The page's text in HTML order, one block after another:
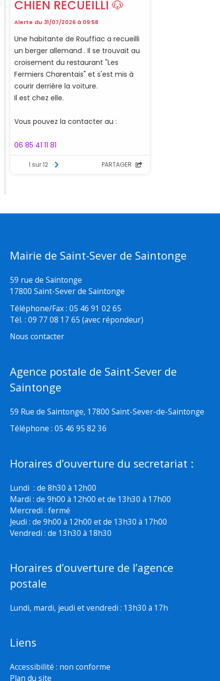
Mairie de Saint-Sever de Saintonge
59 rue de Saintonge
17800 Saint-Sever de Saintonge
Téléphone/Fax : 05 46 91 02 65
Tél. : 09 77 08 17 65 (avec répondeur)
Nous contacter
Agence postale de Saint-Sever de
Saintonge
59 Rue de Saintonge, 17800 Saint-Sever-de-Saintonge
Téléphone : 05 46 95 82 36
Horaires d’ouverture du secretariat :
Lundi : de 8h30 à 12h00
Mardi : de 9h00 à 12h00 et de 13h30 à 17h00
Mercredi : fermé
Jeudi : de 9h00 à 12h00 et de 13h30 à 17h00
Vendredi : de 13h30 à 18h30
Horaires d’ouverture de l’agence
postale
Lundi, mardi, jeudi et vendredi : 13h30 à 17h
Liens
Accessibilité : non conforme
Plan du site